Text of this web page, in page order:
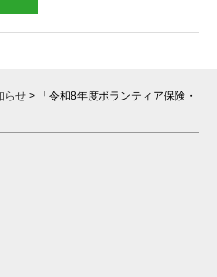
らせ >
「令和8年度ボランティア保険・